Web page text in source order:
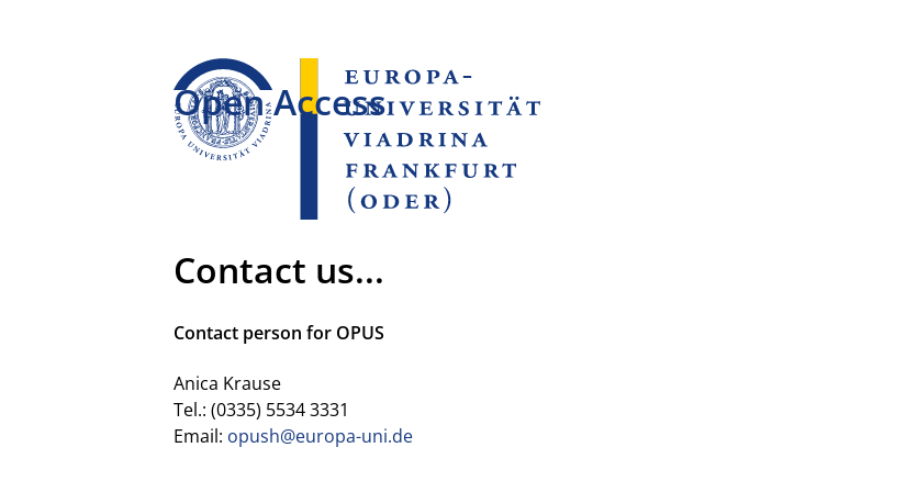
Open Access
Contact us...
Contact person for OPUS
Anica Krause
Tel.: (0335) 5534 3331
Email: opush@europa-uni.de